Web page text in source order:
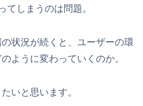
てしまうのは問題。
状況が続くと、ユーザーの環
ように変わっていくのか。
いと思います。